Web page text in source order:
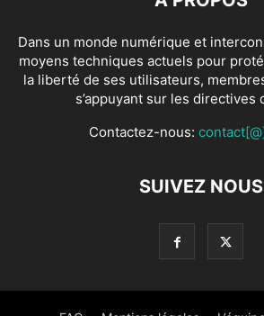
Dans un monde numérique et
moyens techniques actuels pour
la liberté de ses utilisateurs,
s’appuyant sur les directives
Contactez-nous:
SUIVEZ NOUS